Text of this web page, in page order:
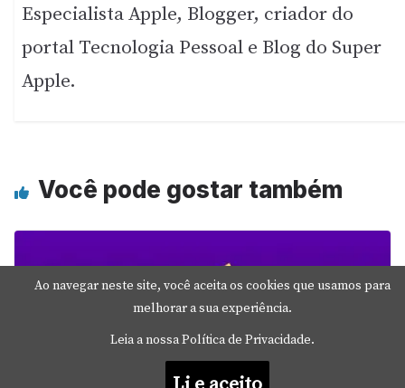
Especialista Apple, Blogger, criador do
portal Tecnologia Pessoal e Blog do Super
Apple.
Você pode gostar também
Ao navegar neste site, você aceita os cookies que usamos para
melhorar a sua experiência.
Leia a nossa Política de Privacidade.